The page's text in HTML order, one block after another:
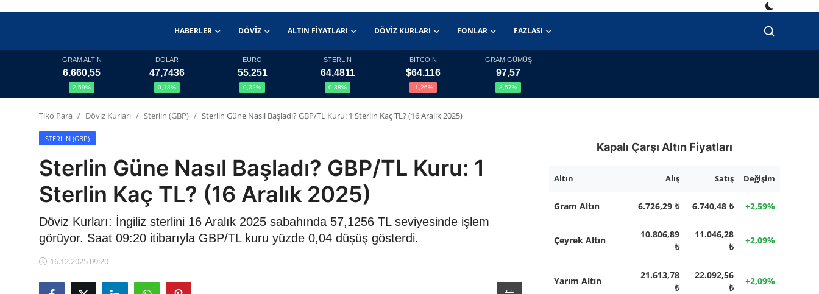
HABERLER DÖVIZ ALTIN FIYATLARI DÖVIZ KURLARI FONLAR FAZLASI
Altın Fiyatları
Döviz Kurları
Kripto Paralar
Çeviriciler
TCMB Kurları
GRAM ALTIN
6.660,55
2,59%
DOLAR
47,7436
0,18%
EURO
55,251
0,32%
STERLİN
64,4811
0,38%
BITCOIN
$64.116
-1,26%
GRAM GÜMÜŞ
97,57
3,57%
Tiko Para Döviz Kurları Sterlin (GBP) Sterlin Güne Nasıl Başladı? GBP/TL Kuru: 1 Sterlin Kaç TL? (16 Aralık 2025)
STERLIN (GBP)
Sterlin Güne Nasıl Başladı? GBP/TL Kuru: 1
Sterlin Kaç TL? (16 Aralık 2025)
Döviz Kurları: İngiliz sterlini 16 Aralık 2025 sabahında 57,1256 TL seviyesinde işlem
görüyor. Saat 09:20 itibarıyla GBP/TL kuru yüzde 0,04 düşüş gösterdi.
16.12.2025 09:20
Kapalı Çarşı Altın Fiyatları
Altın Alış Satış Değişim
Gram Altın 6.726,29 ₺ 6.740,48 ₺ +2,59%
Çeyrek Altın
10.806,89
₺
11.046,28
₺
+2,09%
Yarım Altın
21.613,78
₺
22.092,56
₺
+2,09%